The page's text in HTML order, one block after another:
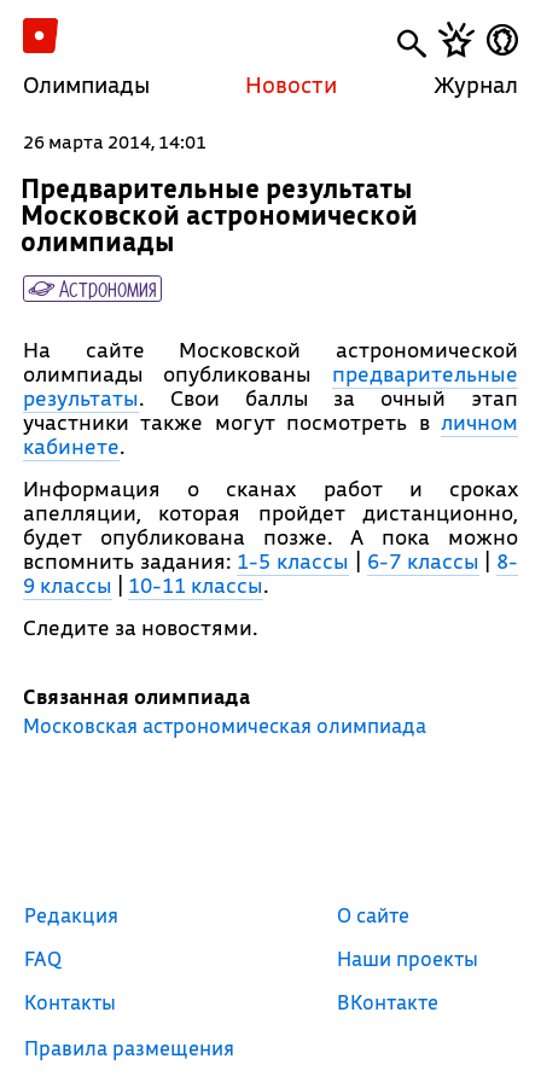
Олимпиады Новости Журнал
26 марта 2014, 14:01
Предварительные результаты
Московской астрономической
олимпиады
Астрономия
На сайте Московской астрономической
олимпиады опубликованы предварительные
результаты. Свои баллы за очный этап
участники также могут посмотреть вличном
кабинете.
Информация о сканах работ и сроках
апелляции, которая пройдет дистанционно,
будет опубликована позже. А пока можно
вспомнить задания: 1-5 классы 6-7 классы
8-
9 классы
10-11 классы.
Следите за новостями.
Связанная олимпиада
Московская астрономическая олимпиада
Редакция
FAQ
Контакты
Правила размещения
О сайте
Наши проекты
ВКонтакте